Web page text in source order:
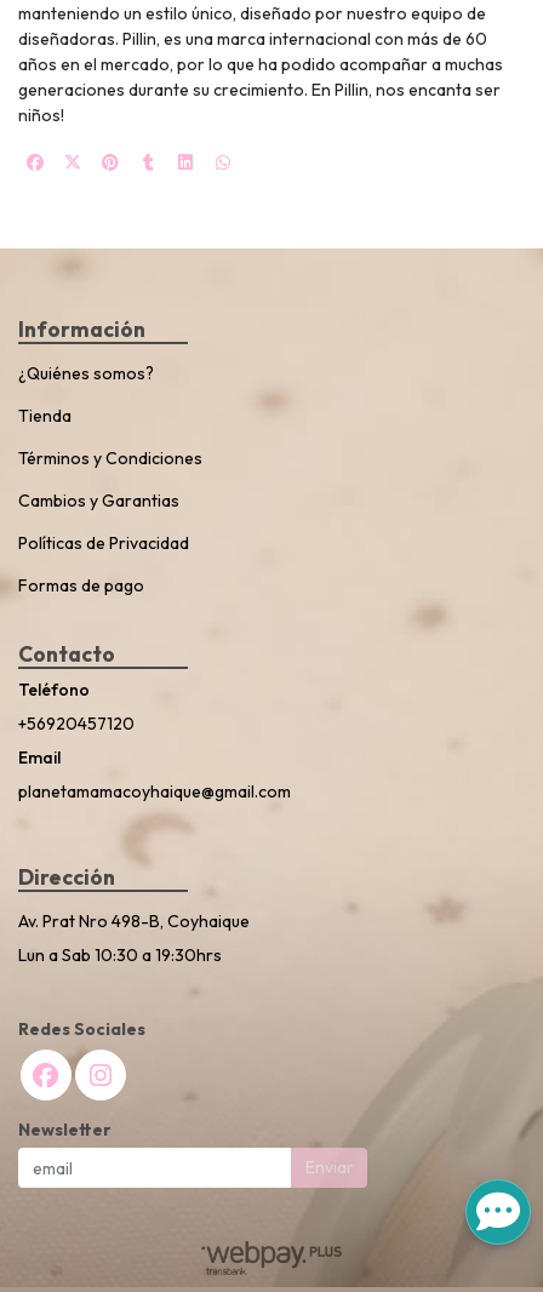
manteniendo un estilo único, diseñado por nuestro equipo de
diseñadoras. Pillin, es una marca internacional con más de 60
años en el mercado, por lo que ha podido acompañar a muchas
generaciones durante su crecimiento. En Pillin, nos encanta ser
niños!
Información
¿Quiénes somos?
Tienda
Términos y Condiciones
Cambios y Garantias
Políticas de Privacidad
Formas de pago
Contacto
Teléfono
+56920457120
Email
planetamamacoyhaique@gmail.com
Dirección
Av. Prat Nro 498-B, Coyhaique
Lun a Sab 10:30 a 19:30hrs
Redes Sociales
Newsletter
Enviar